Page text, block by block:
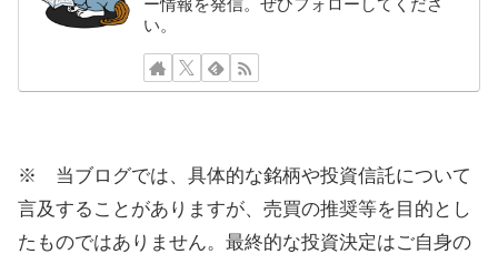
ー情報を発信。ぜひフォローしてくださ
い。
※ 当ブログでは、具体的な銘柄や投資信託について
言及することがありますが、売買の推奨等を目的とし
たものではありません。最終的な投資決定はご自身の